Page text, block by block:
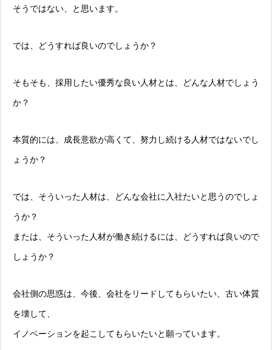
そうではない、と思います。
では、どうすれば良いのでしょうか？
そもそも、採用したい優秀な良い人材とは、どんな人材でしょう
か？
本質的には、成長意欲が高くて、努力し続ける人材ではないでし
ょうか？
では、そういった人材は、どんな会社に入社たいと思うのでしょ
うか？
または、そういった人材が働き続けるには、どうすれば良いので
しょうか？
会社側の思惑は、今後、会社をリードしてもらいたい、古い体質
を壊して、
イノベーションを起こしてもらいたいと願っています。